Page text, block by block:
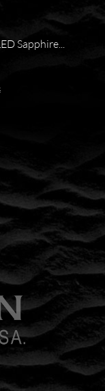
Sapphire...